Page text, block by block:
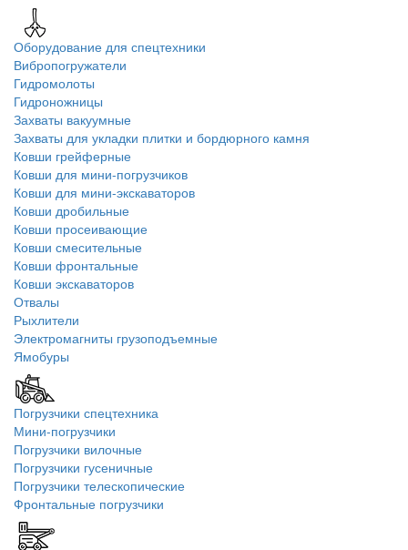
Оборудование для спецтехники
Вибропогружатели
Гидромолоты
Гидроножницы
Захваты вакуумные
Захваты для укладки плитки и бордюрного камня
Ковши грейферные
Ковши для мини-погрузчиков
Ковши для мини-экскаваторов
Ковши дробильные
Ковши просеивающие
Ковши смесительные
Ковши фронтальные
Ковши экскаваторов
Отвалы
Рыхлители
Электромагниты грузоподъемные
Ямобуры
Погрузчики спецтехника
Мини-погрузчики
Погрузчики вилочные
Погрузчики гусеничные
Погрузчики телескопические
Фронтальные погрузчики